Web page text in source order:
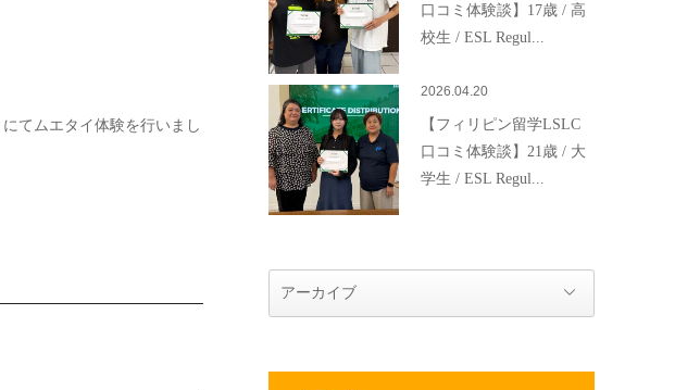
にてムエタイ体験を行いまし
口コミ体験談】17歳 / 高
校生 / ESL Regul...
2026.04.20
【フィリピン留学LSLC
口コミ体験談】21歳 / 大
学生 / ESL Regul...